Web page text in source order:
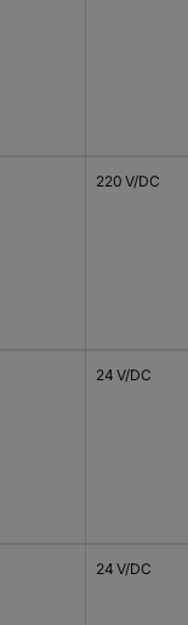
220 V/DC
24 V/DC
24 V/DC